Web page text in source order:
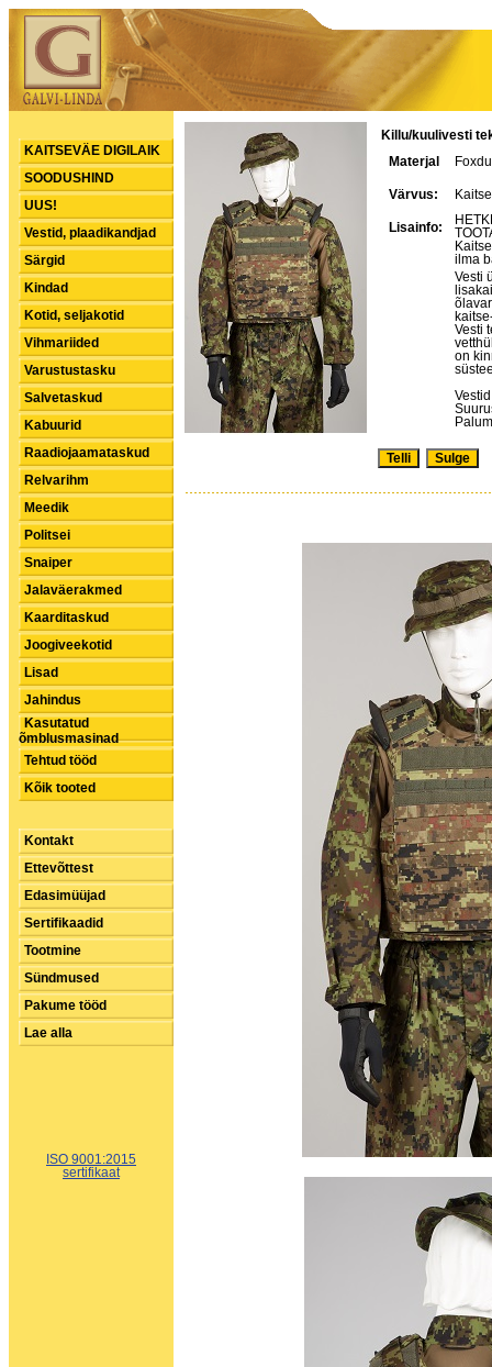
KAITSEVÄE DIGILAIK
SOODUSHIND
UUS!
Vestid, plaadikandjad
Särgid
Kindad
Kotid, seljakotid
Vihmariided
Varustustasku
Salvetaskud
Kabuurid
Raadiojaamataskud
Relvarihm
Meedik
Politsei
Snaiper
Jalaväerakmed
Kaarditaskud
Joogiveekotid
Lisad
Jahindus
Kasutatud
õmblusmasinad
Tehtud tööd
Kõik tooted
Kontakt
Ettevõttest
Edasimüüjad
Sertifikaadid
Tootmine
Sündmused
Pakume tööd
Lae alla
ISO 9001:2015
sertifikaat
Killu/kuulivesti
Materjal
Värvus:
Lisainfo:
ilma
Vesti
Vesti
on